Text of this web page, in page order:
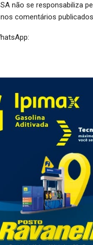
não se responsabiliza
comentários